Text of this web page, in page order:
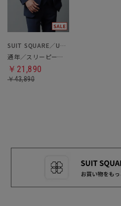
SUIT SQUARE／UNIVERSAL LANGUAGE
通年／スリーピーススーツ
￥21,890
￥43,890